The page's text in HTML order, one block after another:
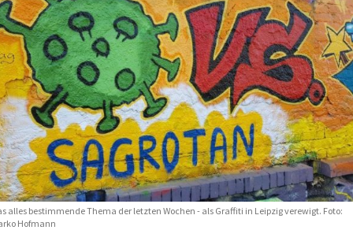
alles bestimmende Thema der letzten Wochen - als Graffiti in Leipzig verewigt. Foto:
Hofmann